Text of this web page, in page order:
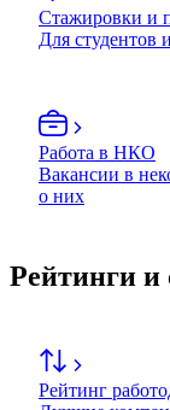
Стажировки и
Для студентов
Работа в НКО
Вакансии в
о них
Рейтинги и
Рейтинг